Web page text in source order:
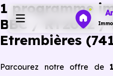
1 programme
BBC / RT2012 /
Etrembières
Parcourez notre offre de